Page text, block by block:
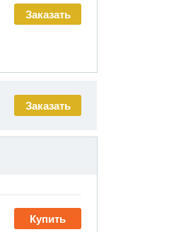
Заказать
Заказать
Купить